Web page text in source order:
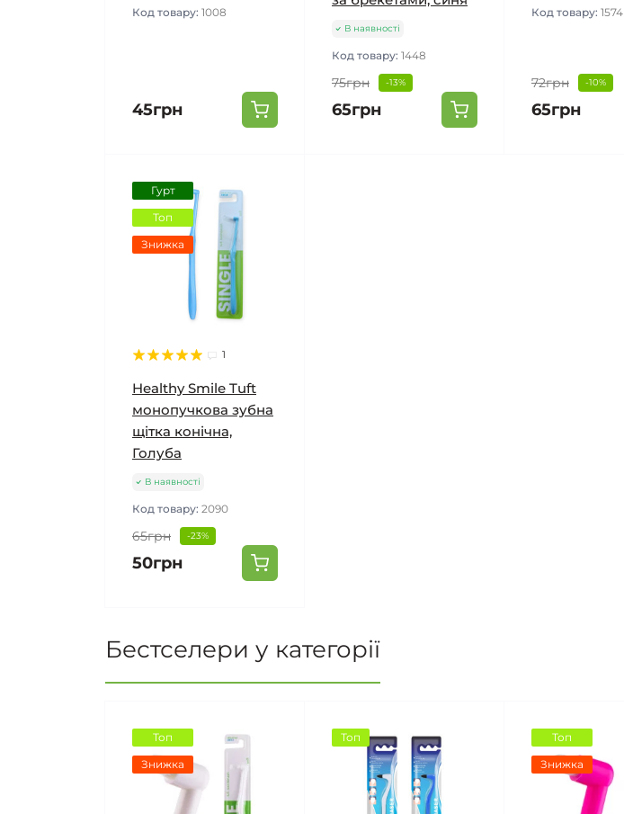
Код товару: 1008
45грн
В наявності
Код товару: 1448
75грн -13%
65грн
Код товару: 1574
72грн -10%
65грн
Гурт
Топ
Знижка
1
Healthy Smile Tuft
монопучкова зубна
щітка конічна,
Голуба
В наявності
Код товару: 2090
65грн -23%
50грн
Бестселери у категорії
Топ
Знижка
Топ
Топ
Знижка